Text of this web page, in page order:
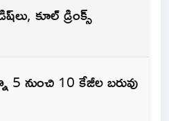
కూల్ డ్రింక్స్
10 కేజీల బరువు